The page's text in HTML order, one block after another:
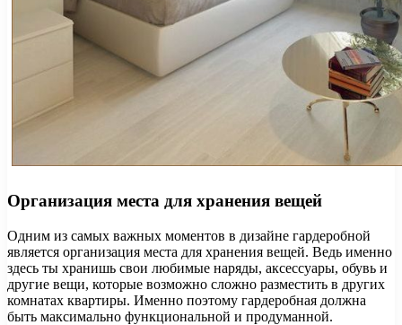
Организация места для хранения вещей
Одним из самых важных моментов в дизайне гардеробной
является организация места для хранения вещей. Ведь именно
здесь ты хранишь свои любимые наряды, аксессуары, обувь и
другие вещи, которые возможно сложно разместить в других
комнатах квартиры. Именно поэтому гардеробная должна
быть максимально функциональной и продуманной.